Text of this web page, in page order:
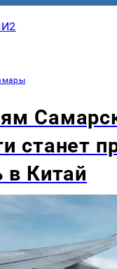
станет
в Китай